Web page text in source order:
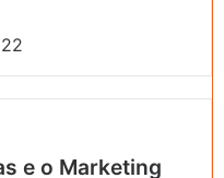
e o Marketing